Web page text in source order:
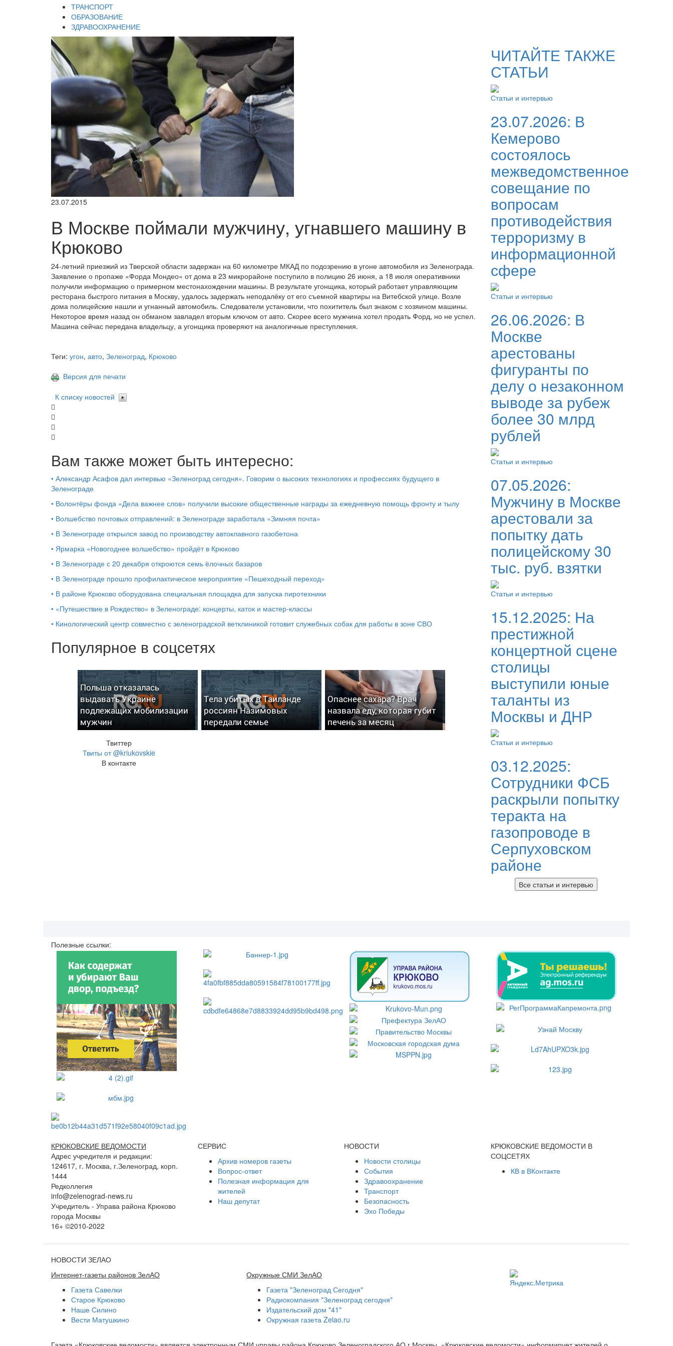
ТРАНСПОРТ
ОБРАЗОВАНИЕ
ЗДРАВООХРАНЕНИЕ
23.07.2015
В Москве поймали мужчину, угнавшего машину в
Крюково
24-летний приезжий из Тверской области задержан на 60 километре МКАД по подозрению в угоне автомобиля из Зеленограда.
Заявление о пропаже «Форда Мондео» от дома в 23 микрорайоне поступило в полицию 26 июня, а 18 июля оперативники
получили информацию о примерном местонахождении машины. В результате угонщика, который работает управляющим
ресторана быстрого питания в Москву, удалось задержать неподалёку от его съемной квартиры на Витебской улице. Возле
дома полицейские нашли и угнанный автомобиль. Следователи установили, что похититель был знаком с хозяином машины.
Некоторое время назад он обманом завладел вторым ключом от авто. Скорее всего мужчина хотел продать Форд, но не успел.
Машина сейчас передана владельцу, а угонщика проверяют на аналогичные преступления.
Теги: угон, авто, Зеленоград, Крюково
Версия для печати
К списку новостей
Вам также может быть интересно:
• Александр Асафов дал интервью «Зеленоград сегодня». Говорим о высоких технологиях и профессиях будущего в
Зеленограде
• Волонтёры фонда «Дела важнее слов» получили высокие общественные награды за ежедневную помощь фронту и тылу
• Волшебство почтовых отправлений: в Зеленограде заработала «Зимняя почта»
• В Зеленограде открылся завод по производству автоклавного газобетона
• Ярмарка «Новогоднее волшебство» пройдёт в Крюково
• В Зеленограде с 20 декабря откроются семь ёлочных базаров
• В Зеленограде прошло профилактическое мероприятие «Пешеходный переход»
• В районе Крюково оборудована специальная площадка для запуска пиротехники
• «Путешествие в Рождество» в Зеленограде: концерты, каток и мастер‑классы
• Кинологический центр совместно с зеленоградской ветклиникой готовит служебных собак для работы в зоне СВО
Популярное в соцсетях
Польша отказалась
выдавать Украине
подлежащих мобилизации
мужчин
Тела убитых в Таиланде
россиян Назимовых
передали семье
Опаснее сахара? Врач
назвала еду, которая губит
печень за месяц
Твиттер
Твиты от @kriukovskie
В контакте
ЧИТАЙТЕ ТАКЖЕ
СТАТЬИ
Статьи и интервью
23.07.2026: В
Кемерово
состоялось
межведомственное
совещание по
вопросам
противодействия
терроризму в
информационной
сфере
Статьи и интервью
26.06.2026: В
Москве
арестованы
фигуранты по
делу о незаконном
выводе за рубеж
более 30 млрд
рублей
Статьи и интервью
07.05.2026:
Мужчину в Москве
арестовали за
попытку дать
полицейскому 30
тыс. руб. взятки
Статьи и интервью
15.12.2025: На
престижной
концертной сцене
столицы
выступили юные
таланты из
Москвы и ДНР
Статьи и интервью
03.12.2025:
Сотрудники ФСБ
раскрыли попытку
теракта на
газопроводе в
Серпуховском
районе
Все статьи и интервью
Полезные ссылки:
КРЮКОВСКИЕ ВЕДОМОСТИ
Адрес учредителя и редакции:
124617, г. Москва, г.Зеленоград, корп.
1444
Редколлегия
info@zelenograd-news.ru
Учредитель - Управа района Крюково
города Москвы
16+ ©2010-2022
СЕРВИС
Архив номеров газеты
Вопрос-ответ
Полезная информация для
жителей
Наш депутат
НОВОСТИ
Новости столицы
События
Здравоохранение
Транспорт
Безопасность
Эхо Победы
КРЮКОВСКИЕ ВЕДОМОСТИ В
СОЦСЕТЯХ
КВ в ВКонтакте
НОВОСТИ ЗЕЛАО
Интернет-газеты районов ЗелАО
Газета Савелки
Старое Крюково
Наше Силино
Вести Матушкино
Окружные СМИ ЗелАО
Газета "Зеленоград Сегодня"
Радиокомпания "Зеленоград сегодня"
Издательский дом "41"
Окружная газета Zelao.ru